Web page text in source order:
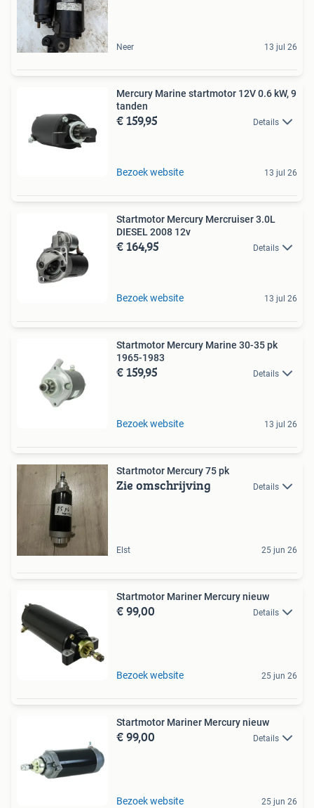
Neer 13 jul 26
Mercury Marine startmotor 12V 0.6 kW, 9
tanden
€ 159,95 Details
Bezoek website 13 jul 26
Startmotor Mercury Mercruiser 3.0L
DIESEL 2008 12v
€ 164,95 Details
Bezoek website 13 jul 26
Startmotor Mercury Marine 30-35 pk
1965-1983
€ 159,95 Details
Bezoek website 13 jul 26
Startmotor Mercury 75 pk
Zie omschrijving Details
Elst 25 jun 26
Startmotor Mariner Mercury nieuw
€ 99,00 Details
Bezoek website 25 jun 26
Startmotor Mariner Mercury nieuw
€ 99,00 Details
Bezoek website 25 jun 26